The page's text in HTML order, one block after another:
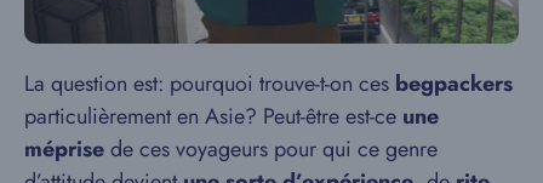
La question est: pourquoi trouve-t-on ces begpackers
particulièrement en Asie? Peut-être est-ce une
méprisede ces voyageurs pour qui ce genre